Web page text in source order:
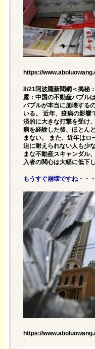
https://
8/21阿波羅新聞網＜揭秘
露：中国の不動産バブル
バブルが本当に崩壊する
いる。 近年、疫病の影響
済的に大きな打撃を受け
病を経験した後、ほとん
まない。 また、近年はロ
迫に耐えられない人も少
まな不動産スキャンダル
入者の関心は大幅に低下し
もうすぐ崩壊ですね・・・
https://